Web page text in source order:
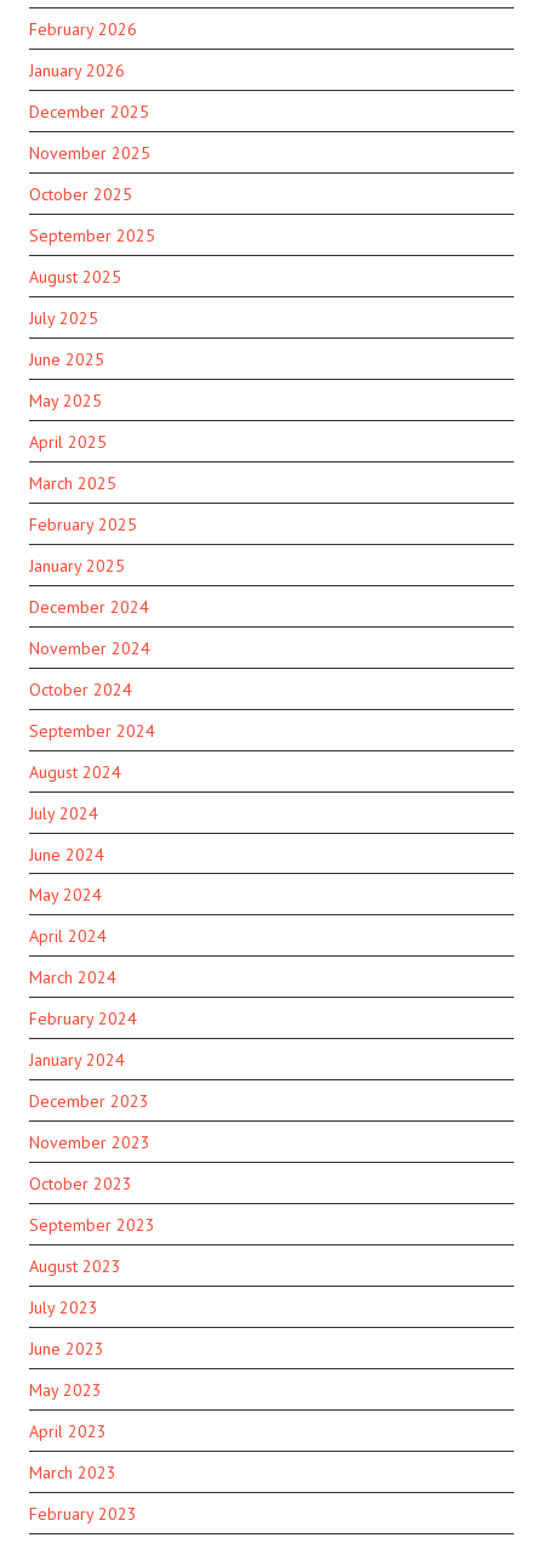
February 2026
January 2026
December 2025
November 2025
October 2025
September 2025
August 2025
July 2025
June 2025
May 2025
April 2025
March 2025
February 2025
January 2025
December 2024
November 2024
October 2024
September 2024
August 2024
July 2024
June 2024
May 2024
April 2024
March 2024
February 2024
January 2024
December 2023
November 2023
October 2023
September 2023
August 2023
July 2023
June 2023
May 2023
April 2023
March 2023
February 2023